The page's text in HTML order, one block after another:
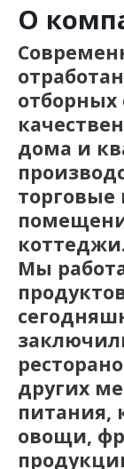
О
дома и
Мы
других
питания,
овощи,